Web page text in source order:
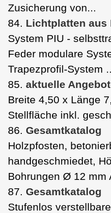
Zusicherung von...
84. Lichtplatten aus
System PIU -
Feder modulare
Trapezprofil-System
85. aktuelle
Breite 4,50 x Länge
Stellfläche inkl.
86. Gesamtkatalog
Holzpfosten,
handgeschmiedet,
Bohrungen Ø 12 mm
87. Gesamtkatalog
Stufenlos